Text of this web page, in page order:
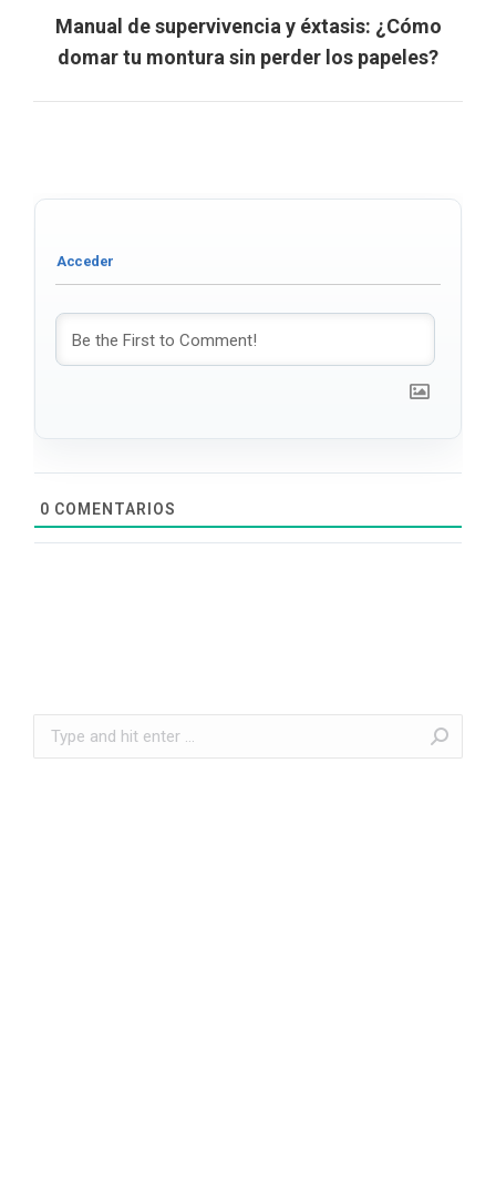
Next
post:
Manual de supervivencia y éxtasis: ¿Cómo
domar tu montura sin perder los papeles?
0 COMENTARIOS
Search: